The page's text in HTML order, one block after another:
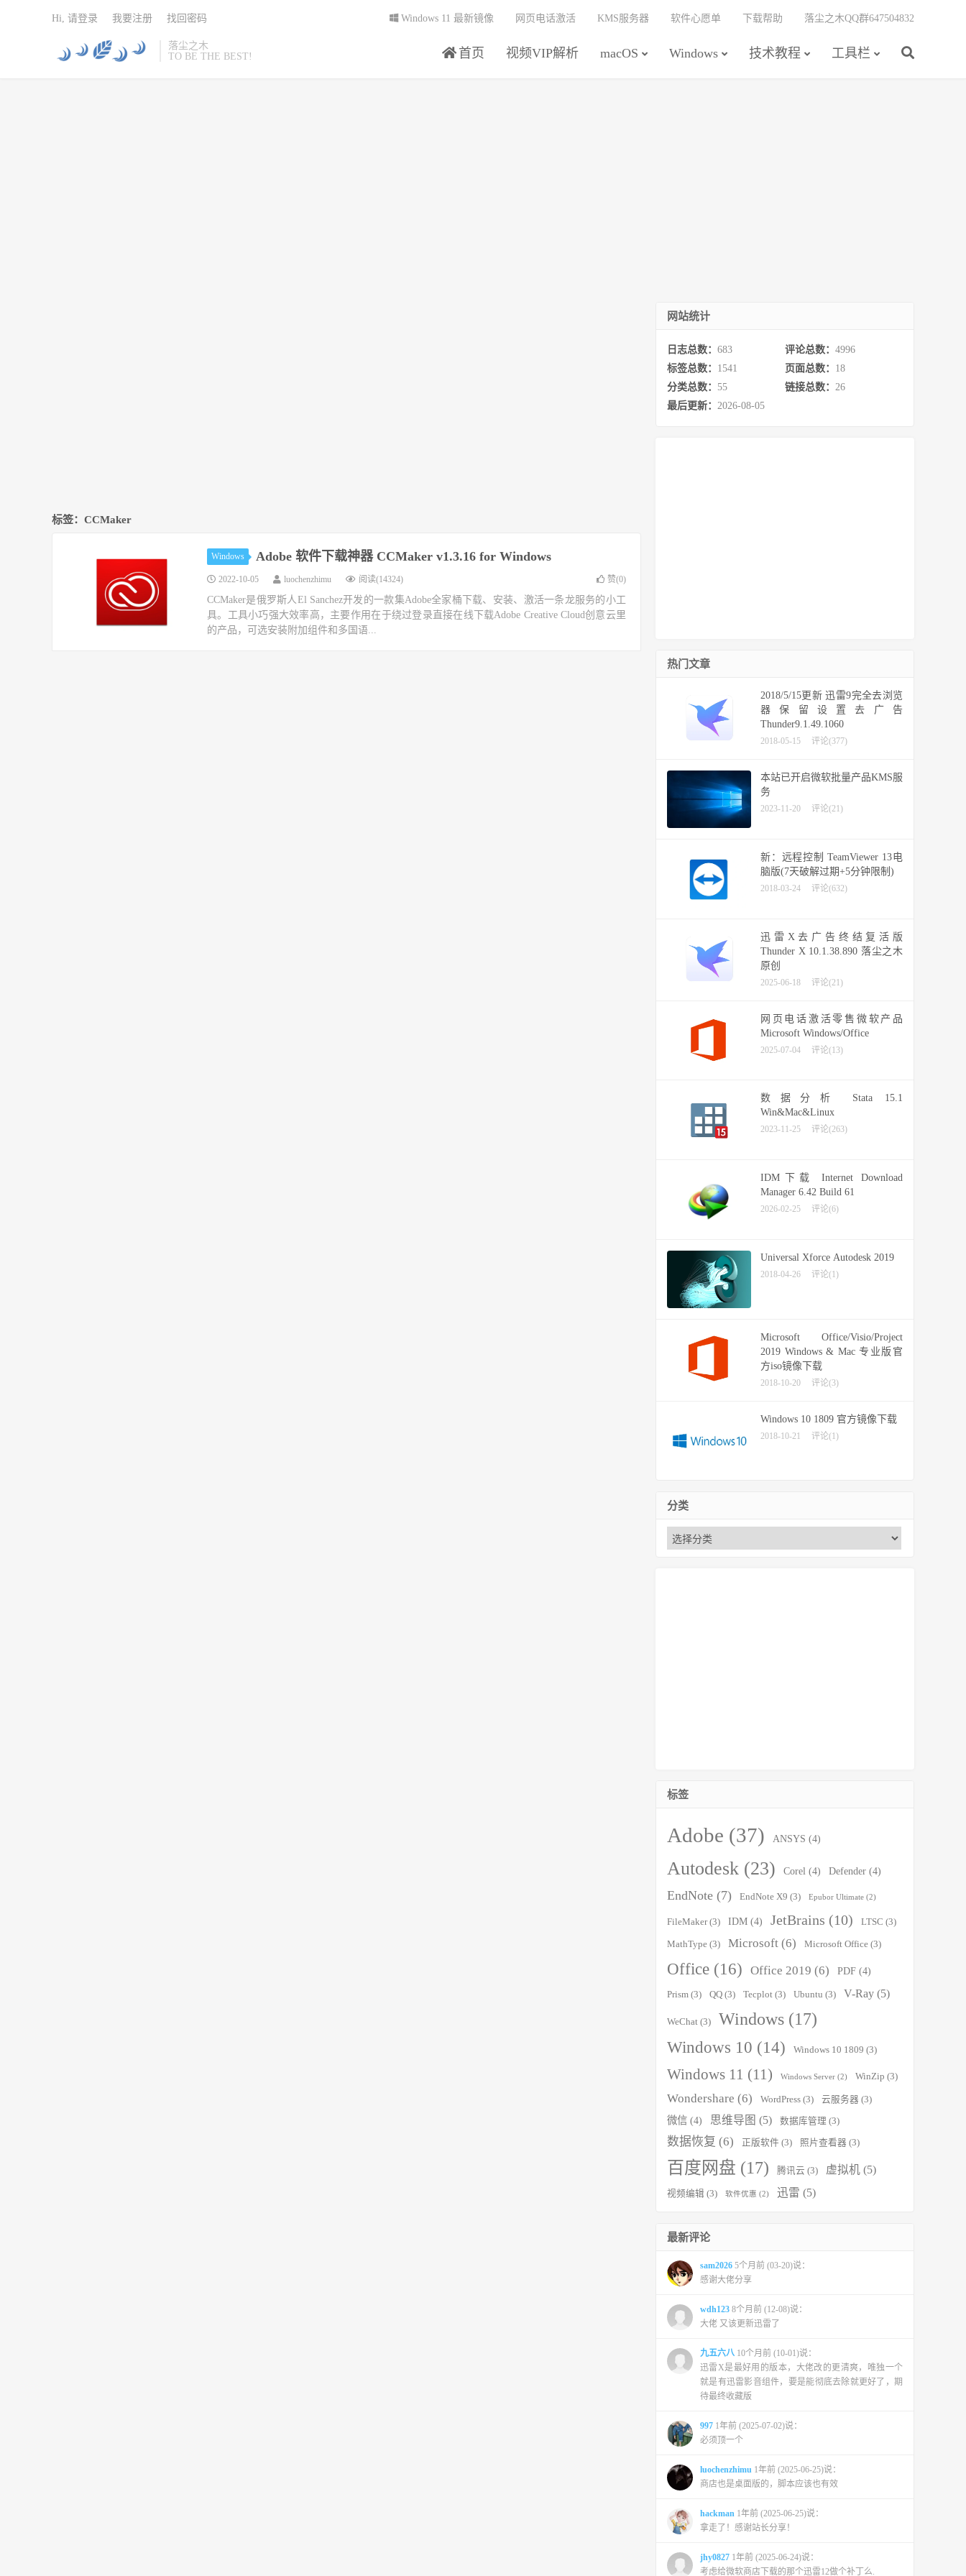
落尘之木
TO BE THE BEST!
首页 视频VIP解析 macOS Windows 技术教程 工具栏
Windows 11 最新镜像 网页电话激活 KMS服务器 软件心愿单 下载帮助 落尘之木QQ群647504832
Hi, 请登录 我要注册 找回密码
标签：CCMaker
Windows Adobe 软件下载神器 CCMaker v1.3.16 for Windows
2022-10-05 luochenzhimu 阅读(14324) 赞(0)
CCMaker是俄罗斯人El Sanchez开发的一款集Adobe全家桶下载、安装、激活一条龙服务的小工
具。工具小巧强大效率高，主要作用在于绕过登录直接在线下载Adobe Creative Cloud创意云里
的产品，可选安装附加组件和多国语...
网站统计
日志总数： 683 评论总数： 4996
标签总数： 1541 页面总数： 18
分类总数： 55 链接总数： 26
最后更新： 2026-08-05
热门文章
2018/5/15更新 迅雷9完全去浏览
器保留设置去广告
Thunder9.1.49.1060
2018-05-15 评论(377)
本站已开启微软批量产品KMS服
务
2023-11-20 评论(21)
新：远程控制 TeamViewer 13电
脑版(7天破解过期+5分钟限制)
2018-03-24 评论(632)
迅雷X去广告终结复活版
Thunder X 10.1.38.890 落尘之木
原创
2025-06-18 评论(21)
网页电话激活零售微软产品
Microsoft Windows/Office
2025-07-04 评论(13)
数据分析 Stata 15.1
Win&Mac&Linux
2023-11-25 评论(263)
IDM下载 Internet Download
Manager 6.42 Build 61
2026-02-25 评论(6)
Universal Xforce Autodesk 2019
2018-04-26 评论(1)
Microsoft Office/Visio/Project
2019 Windows & Mac 专业版官
方iso镜像下载
2018-10-20 评论(3)
Windows 10 1809 官方镜像下载
2018-10-21 评论(1)
分类
标签
Adobe (37) ANSYS (4)
Autodesk (23) Corel (4) Defender (4)
EndNote (7) EndNote X9 (3) Epubor Ultimate (2)
FileMaker(3) IDM (4) JetBrains (10) LTSC (3)
MathType (3) Microsoft (6) Microsoft Office (3)
Office (16) Office 2019 (6) PDF (4)
Prism (3) QQ (3) Tecplot (3) Ubuntu (3) V-Ray (5)
WeChat (3) Windows (17)
Windows 10 (14) Windows 10 1809 (3)
Windows 11 (11) Windows Server (2) WinZip (3)
Wondershare (6) WordPress (3) 云服务器 (3)
微信 (4) 思维导图 (5) 数据库管理 (3)
数据恢复 (6) 正版软件 (3) 照片查看器 (3)
百度网盘 (17) 腾讯云 (3) 虚拟机 (5)
视频编辑 (3) 软件优惠 (2) 迅雷 (5)
最新评论
sam2026 5个月前 (03-20)说：
感谢大佬分享
wdh123 8个月前 (12-08)说：
大佬 又该更新迅雷了
九五六八 10个月前 (10-01)说：
迅雷X是最好用的版本，大佬改的更清爽，唯独一个
就是有迅雷影音组件，要是能彻底去除就更好了，期
待最终收藏版
997 1年前 (2025-07-02)说：
必须顶一个
luochenzhimu 1年前 (2025-06-25)说：
商店也是桌面版的，脚本应该也有效
hackman 1年前 (2025-06-25)说：
拿走了！感谢站长分享！
jhy0827 1年前 (2025-06-24)说：
考虑给微软商店下载的那个迅雷12做个补丁么.